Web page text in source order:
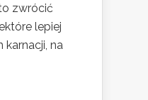
zwrócić
lepiej
karnacji, na